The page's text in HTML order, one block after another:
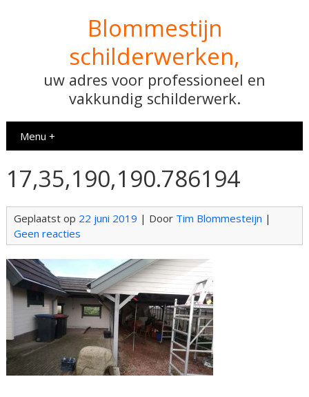
Blommestijn
schilderwerken,
uw adres voor professioneel en
vakkundig schilderwerk.
Menu +
17,35,190,190.786194
Geplaatst op 22 juni 2019 | Door Tim Blommesteijn |
Geen reacties